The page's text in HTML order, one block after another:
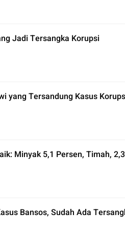
Jadi Tersangka Korupsi
yang Tersandung Kasus
Minyak 5,1 Persen, Timah,
Bansos, Sudah Ada